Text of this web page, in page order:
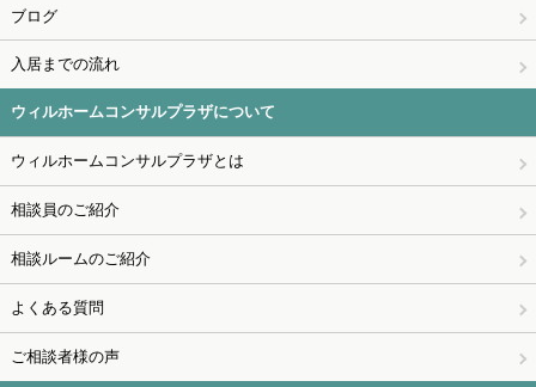
ブログ
入居までの流れ
ウィルホームコンサルプラザについて
ウィルホームコンサルプラザとは
相談員のご紹介
相談ルームのご紹介
よくある質問
ご相談者様の声